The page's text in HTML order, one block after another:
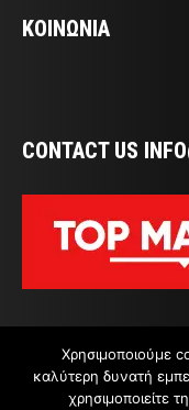
ΚΟΙΝΩΝΙΑ
CONTACT US
Χρησιμοποιούμε
καλύτερη δυνατή
χρησιμοποιείτε